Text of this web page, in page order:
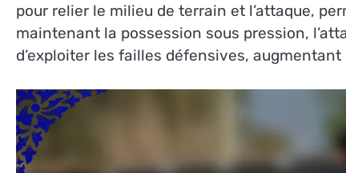
pour relier le milieu de terrain et l’attaque,
maintenant la possession sous pression,
d’exploiter les failles défensives,